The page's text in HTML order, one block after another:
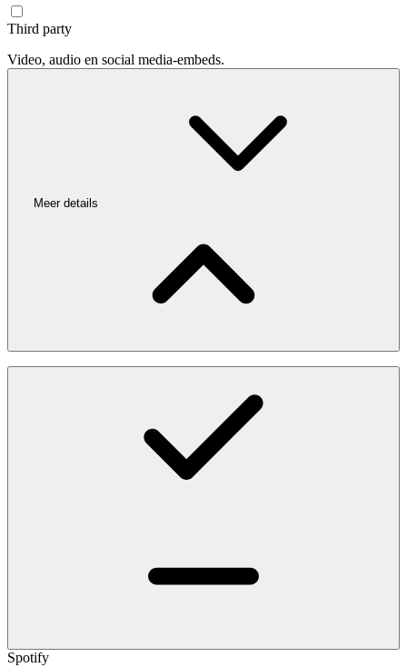
Third party
Video, audio en social media-embeds.
Meer details
Spotify